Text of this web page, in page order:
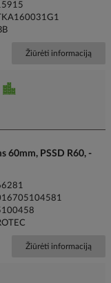
Žiūrėti informaciją
60mm, PSSD R60, -
Žiūrėti informaciją